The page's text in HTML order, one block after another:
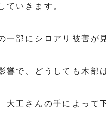
ていきます。
一部にシロアリ被害が
響で、どうしても木部
大工さんの手によって